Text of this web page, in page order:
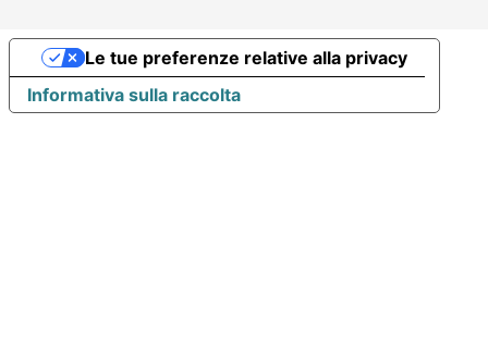
Informativa sulla raccolta
Le tue preferenze relative alla privacy